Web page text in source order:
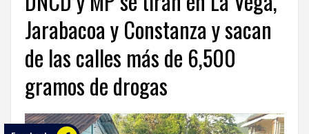
ECONOMÍA
DEPORTES
ENTRETENIMIENTO
SALUD
Jarabacoa y Constanza y sacan
de las calles más de 6,500
gramos de drogas